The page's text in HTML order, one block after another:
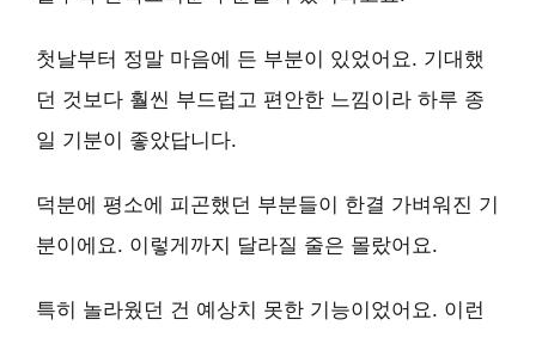
첫날부터 정말 마음에 든 부분이 있었어요. 기대했
던 것보다 훨씬 부드럽고 편안한 느낌이라 하루 종
일 기분이 좋았답니다.
덕분에 평소에 피곤했던 부분들이 한결 가벼워진 기
분이에요. 이렇게까지 달라질 줄은 몰랐어요.
특히 놀라웠던 건 예상치 못한 기능이었어요. 이런